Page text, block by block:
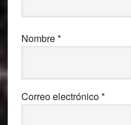
Nombre*
Correo electrónico*